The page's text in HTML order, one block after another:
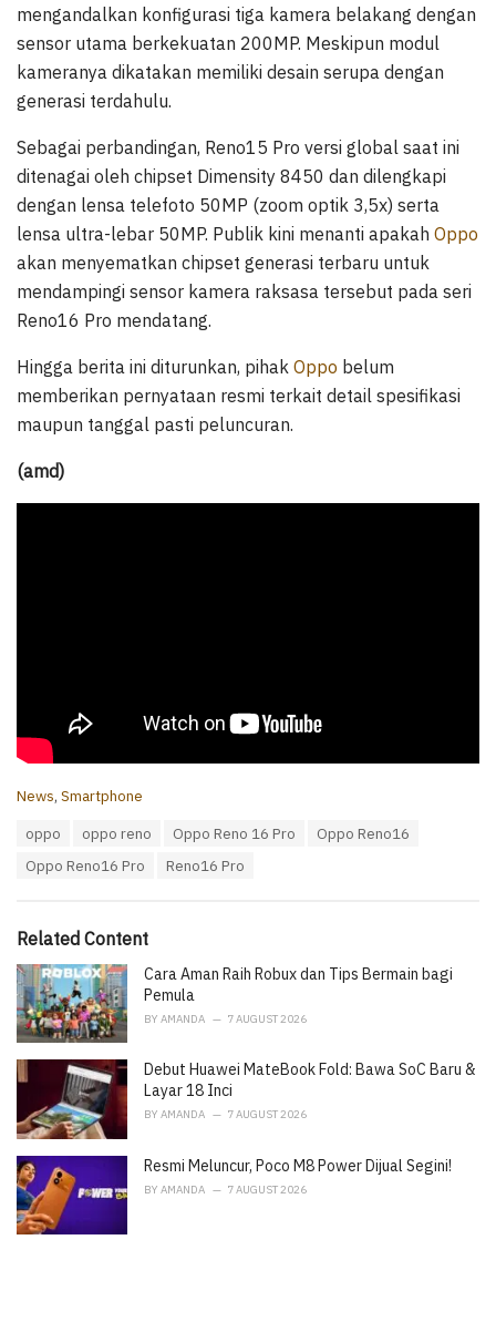
mengandalkan konfigurasi tiga kamera belakang dengan
sensor utama berkekuatan 200MP. Meskipun modul
kameranya dikatakan memiliki desain serupa dengan
generasi terdahulu.
Sebagai perbandingan, Reno15 Pro versi global saat ini
ditenagai oleh chipset Dimensity 8450 dan dilengkapi
dengan lensa telefoto 50MP (zoom optik 3,5x) serta
lensa ultra-lebar 50MP. Publik kini menanti apakah Oppo
akan menyematkan chipset generasi terbaru untuk
mendampingi sensor kamera raksasa tersebut pada seri
Reno16 Pro mendatang.
Hingga berita ini diturunkan, pihak Oppo belum
memberikan pernyataan resmi terkait detail spesifikasi
maupun tanggal pasti peluncuran.
(amd)
C
i
s
:
News, Smartphone
oppo oppo reno Oppo Reno 16 Pro
Oppo Reno16
Oppo Reno16 Pro
Reno16 Pro
Related Content
Cara Aman Raih Robux dan Tips Bermain bagi
Pemula
BY AMANDA 7 AUGUST 2026
Debut Huawei MateBook Fold: Bawa SoC Baru &
Layar 18 Inci
BY AMANDA 7 AUGUST 2026
Resmi Meluncur, Poco M8 Power Dijual Segini!
BY AMANDA 7 AUGUST 2026